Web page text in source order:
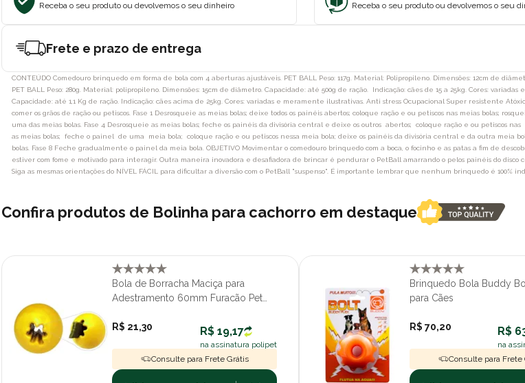
Receba o seu produto ou devolvemos o seu dinheiro Receba o seu produto ou devolvemos o seu
Frete e prazo de entrega
CONTEÚDO Comedouro brinquedo em forma de bola com 4 aberturas ajustáveis. PET BALL Peso: 117g. Material: Polipropileno. Dimensões: 12cm de
PET BALL Peso: 280g. Material: polipropileno. Dimensões: 15cm de diâmetro. Capacidade: até 500g de ração. Indicação: cães de 15 a 25kg. Cores:
Capacidade: até 1,1 Kg de ração. Indicação: cães acima de 25kg. Cores: variadas e meramente ilustrativas. Anti stress Ocupacional Super resistente
comer os grãos de ração ou petiscos. Fase 1 Desrosqueie as meias bolas; deixe todos os painéis abertos; coloque ração e ou petiscos nas meias bolas;
uma das meias bolas. Fase 4 Desrosqueie as meias bolas; feche os painéis da divisória central e deixe os outros abertos; coloque ração e ou petiscos
as meias bolas; feche o painel de uma meia bola; coloque ração e ou petiscos nessa meia bola; deixe os painéis da divisória central e da outra meia
bolas. Fase 8 Feche gradualmente o painel da meia bola. OBJETIVO Movimentar o comedouro brinquedo com a boca, o focinho e as patas a fim de
estiver com fome e motivado para interagir. Outra maneira inovadora e desafiadora de brincar é pendurar o PetBall amarrando o pelos painéis do disco
Siga as mesmas orientações do NÍVEL FÁCIL para dificultar a diversão com o PetBall "suspenso". É importante lembrar que nenhum brinquedo é 100%
Confira produtos de Bolinha para cachorro em destaque
Bola de Borracha Maciça para
Adestramento 60mm Furacão Pet
R$ 21,30
R$ 19,17
na assinatura polipet
Consulte para Frete Grátis
Brinquedo Bola Buddy
para Cães
R$ 70,20 R$
na
Consulte para Frete